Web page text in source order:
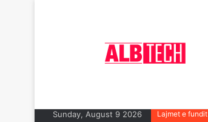
Sunday, August 9 2026 Lajmet e fundit